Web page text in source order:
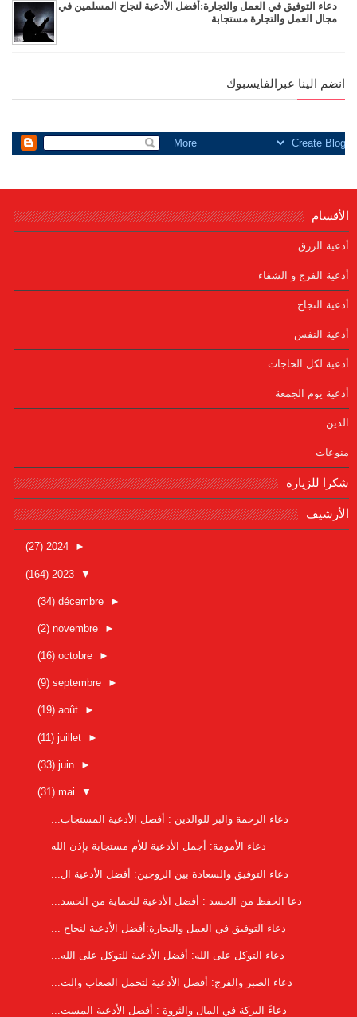
دعاء التوفيق في العمل والتجارة:أفضل الأدعية لنجاح المسلمين في
مجال العمل والتجارة مستجابة
انضم الينا عبرالفايسبوك
الأقسام
أدعية الرزق
أدعية الفرج و الشفاء
أدعية النجاح
أدعية النفس
أدعية لكل الحاجات
أدعية يوم الجمعة
الدين
منوعات
شكرا للزيارة
الأرشيف
►
2024
(27)
▼
2023
(164)
►
décembre
(34)
►
novembre
(2)
►
octobre
(16)
►
septembre
(9)
►
août
(19)
►
juillet
(11)
►
juin
(33)
▼
mai
(31)
دعاء الرحمة والبر للوالدين : أفضل الأدعية المستجاب...
دعاء الأمومة: أجمل الأدعية للأم مستجابة بإذن الله
دعاء التوفيق والسعادة بين الزوجين: أفضل الأدعية ال...
دعا الحفظ من الحسد : أفضل الأدعية للحماية من الحسد...
دعاء التوفيق في العمل والتجارة:أفضل الأدعية لنجاح ...
دعاء التوكل على الله: أفضل الأدعية للتوكل على الله...
دعاء الصبر والفرج: أفضل الأدعية لتحمل الصعاب والت...
دعاءً البركة في المال والثروة : أفضل الأدعية المست...